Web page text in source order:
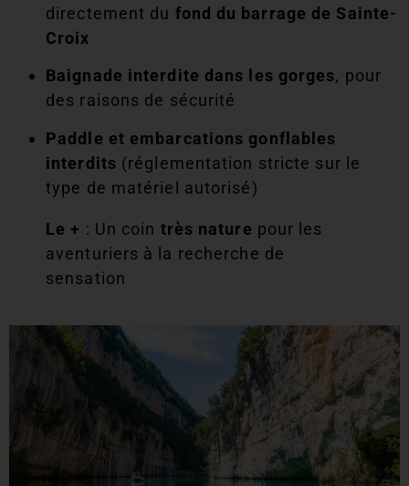
directement du fond du barrage de Sainte-
Croix
Baignade interdite dans les gorges, pour
des raisons de sécurité
Paddle et embarcations gonflables
interdits (réglementation stricte sur le
type de matériel autorisé)
Le + : Un coin très nature pour les
aventuriers à la recherche de
sensation